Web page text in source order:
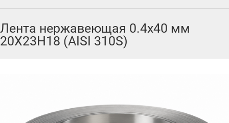
Лента нержавеющая 0.4х40 мм
20Х23Н18 (AISI 310S)